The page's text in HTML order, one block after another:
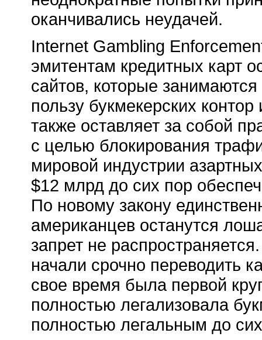
оканчивались неудачей.
Internet Gambling
эмитентам кредитных карт
сайтов, которые
пользу букмекерских
также оставляет за собой
с целью блокирования
мировой индустрии
$12 млрд до сих пор
По новому закону
американцев останутся
запрет не
начали срочно переводить
свое время была первой
полностью легализовала
полностью легальным до